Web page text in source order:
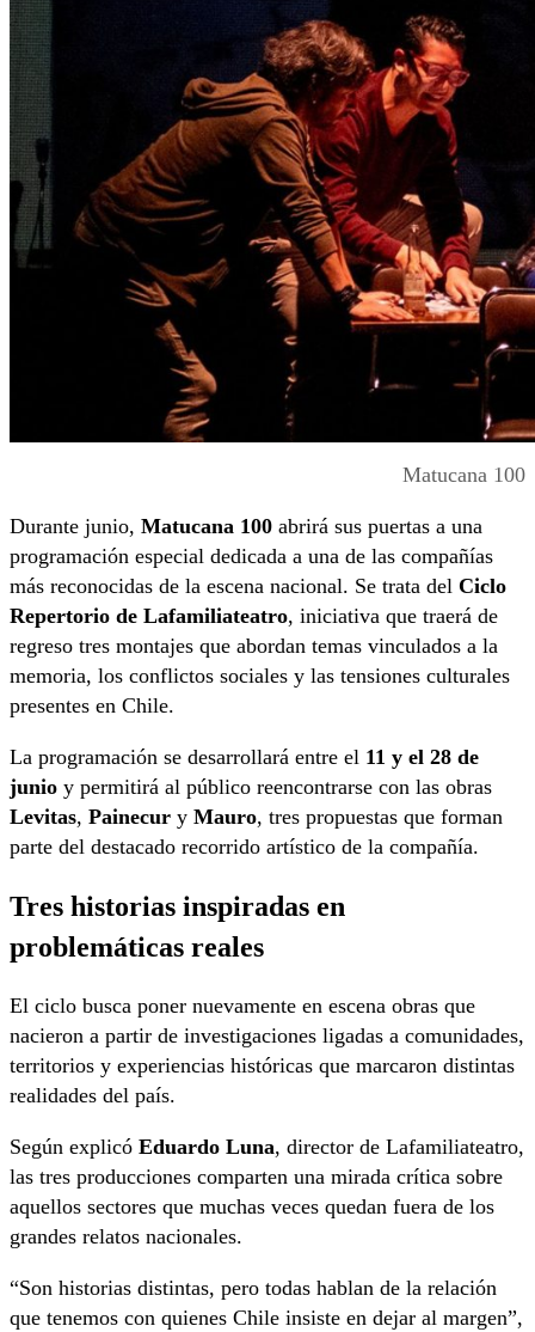
Matucana 100
Durante junio, Matucana 100 abrirá sus puertas a una
programación especial dedicada a una de las compañías
más reconocidas de la escena nacional. Se trata del Ciclo
Repertorio de Lafamiliateatro, iniciativa que traerá de
regreso tres montajes que abordan temas vinculados a la
memoria, los conflictos sociales y las tensiones culturales
presentes en Chile.
La programación se desarrollará entre el 11 y el 28 de
junio y permitirá al público reencontrarse con las obras
Levitas, Painecur y Mauro, tres propuestas que forman
parte del destacado recorrido artístico de la compañía.
Tres historias inspiradas en
problemáticas reales
El ciclo busca poner nuevamente en escena obras que
nacieron a partir de investigaciones ligadas a comunidades,
territorios y experiencias históricas que marcaron distintas
realidades del país.
Según explicó Eduardo Luna, director de Lafamiliateatro,
las tres producciones comparten una mirada crítica sobre
aquellos sectores que muchas veces quedan fuera de los
grandes relatos nacionales.
“Son historias distintas, pero todas hablan de la relación
que tenemos con quienes Chile insiste en dejar al margen”,